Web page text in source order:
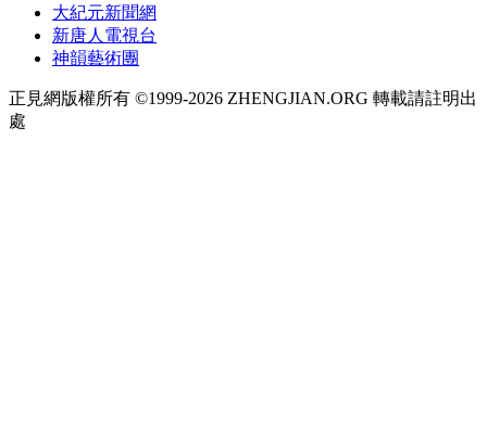
大紀元新聞網
新唐人電視台
神韻藝術團
正見網版權所有 ©1999-2026 ZHENGJIAN.ORG 轉載請註明出
處